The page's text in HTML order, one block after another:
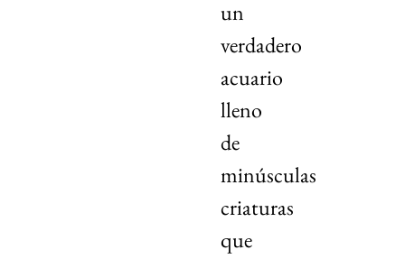
un
verdadero
acuario
lleno
de
minúsculas
criaturas
que